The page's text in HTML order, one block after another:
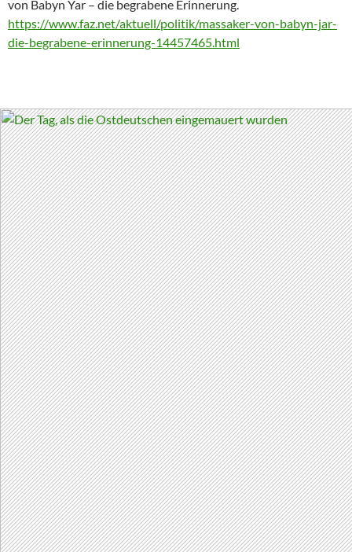
von Babyn Yar – die begrabene Erinnerung.
https://www.faz.net/aktuell/politik/massaker-von-babyn-jar-
die-begrabene-erinnerung-14457465.html